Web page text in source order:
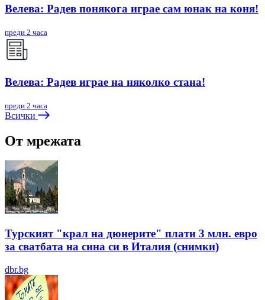
Велева: Радев понякога играе сам юнак на коня!
преди 2 часа
Велева: Радев играе на няколко стана!
преди 2 часа
Всички
От мрежата
Турският "крал на дюнерите" плати 3 млн. евро
за сватбата на сина си в Италия (снимки)
dbr.bg